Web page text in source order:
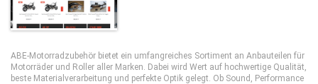
ABE-Motorradzubehör bietet ein umfangreiches Sortiment an Anbauteilen für
Motorräder und Roller aller Marken. Dabei wird Wert auf hochwertige Qualität,
beste Materialverarbeitung und perfekte Optik gelegt. Ob Sound, Performance